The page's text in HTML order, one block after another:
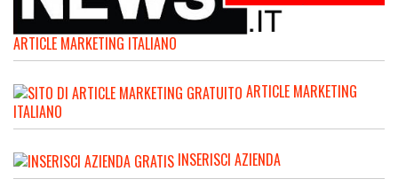
ARTICLE MARKETING ITALIANO
ARTICLE MARKETING
ITALIANO
INSERISCI AZIENDA